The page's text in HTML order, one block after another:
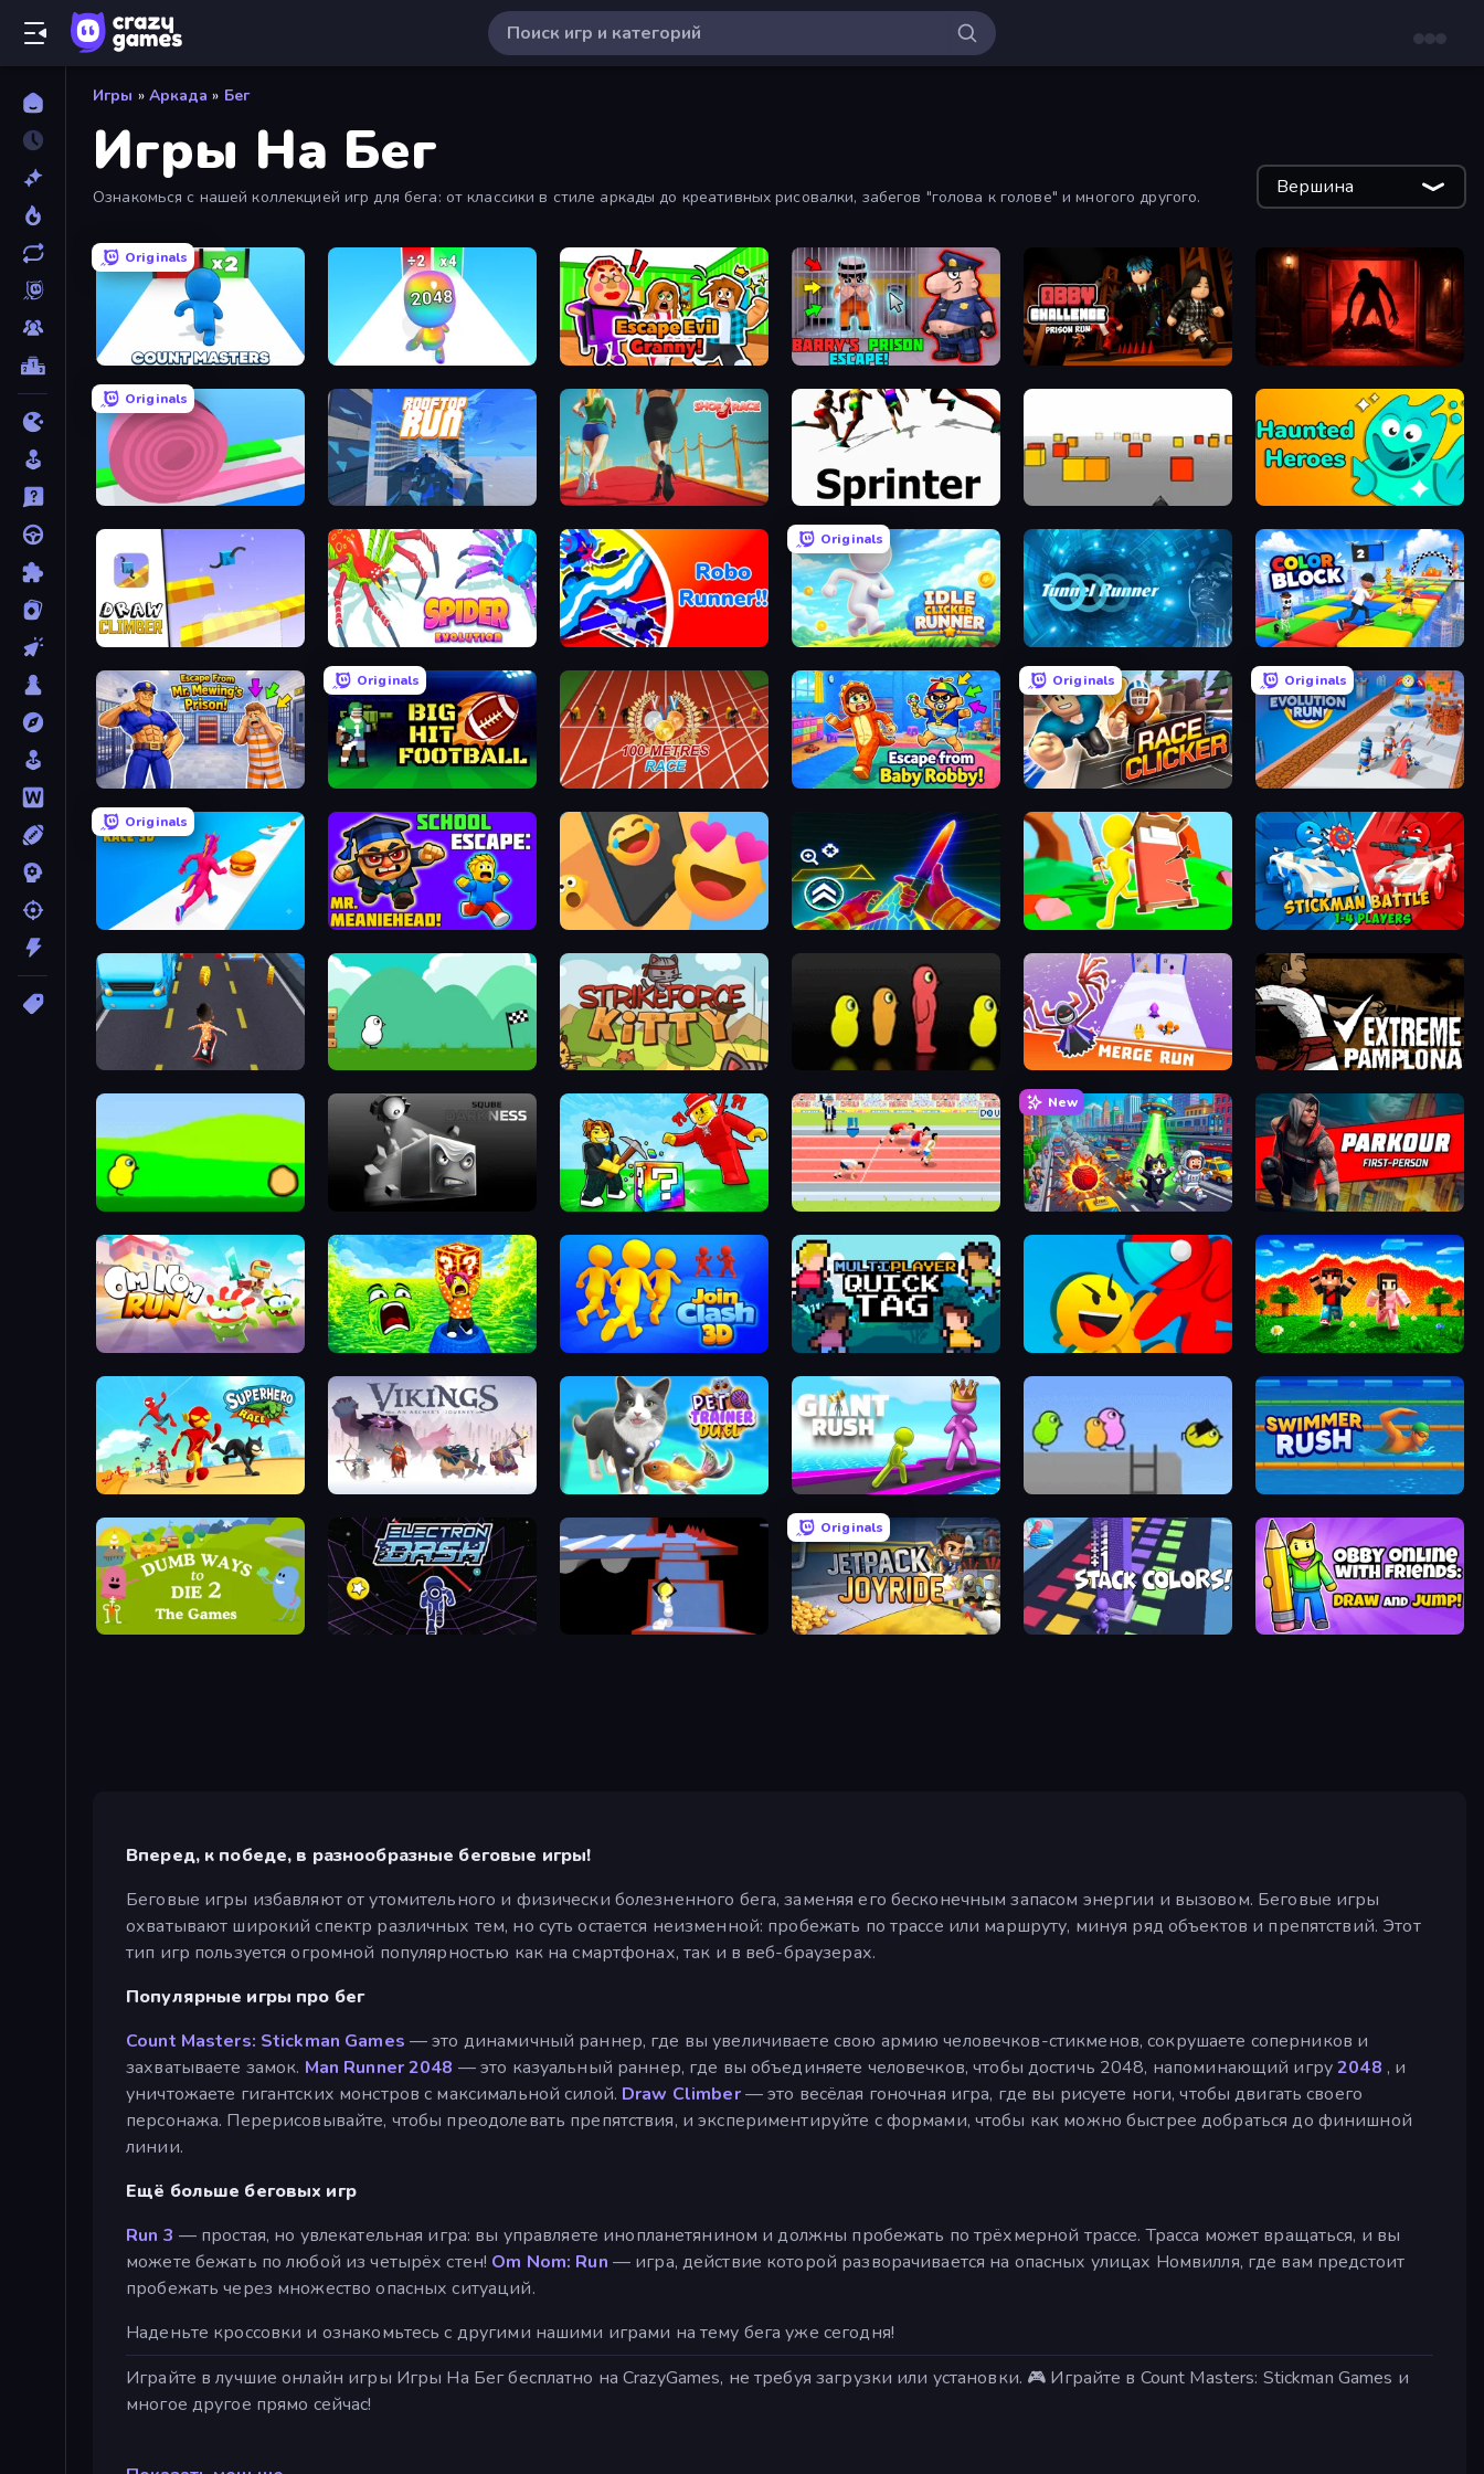
Игры » Аркада » Бег
Игры На Бег
Ознакомься с нашей коллекцией игр для бега: от классики в стиле аркады до креативных рисовалки, забегов "голова к голове" и многого другого. Вершина
Originals
Man Runner 2048 Escape Evil Granny! Barry's Prison Escape! Obby Challenge: Prison Run Doors Castle
Originals
Layers Roll Rooftop Run Shoe Race Sprinter Haunted Heroes
Draw Climber Robo Runner
Originals
Idle Clicker Runner Tunnel Runner Color Block
Escape From Mr.Meawing's Prison!
Originals
Big Hit Football 100 Meters Race Escape From Baby Robby!
Originals
Race Clicker: Tap Tap Game
Originals
Age Evolution Run
Originals
Twerk Race 3D Reply Run Surf GO Parkour Bed Wars Stickman battle 1-4 Players
Bus and Subway Runner StrikeForce Kitty Duck Life 3 Merge Run Extreme Pamplona
Sqube Darkness Break a Lucky Blocks with Brainrots Sports Hero
New
Metro Runner Parkour First-Person
Om Nom: Run Save Memerots: Acid Lava lake Join Clash 3D Multiplayer Quick Tag Riot Escape The Lava Tsunami
Superhero Race! Vikings: An Archer's Journey Pet Trainer Duel Giant Rush!
Dumb Ways to Die 2 Electron Dash
Originals
Jetpack Joyride Stack Colors
Вперед, к победе, в разнообразные беговые игры!
Беговые игры избавляют от утомительного и физически болезненного бега, заменяя его бесконечным запасом энергии и вызовом. Беговые игры
охватывают широкий спектр различных тем, но суть остается неизменной: пробежать по трассе или маршруту, минуя ряд объектов и препятствий. Этот
тип игр пользуется огромной популярностью как на смартфонах, так и в веб-браузерах.
Популярные игры про бег
Count Masters: Stickman Games — это динамичный раннер, где вы увеличиваете свою армию человечков-стикменов, сокрушаете соперников и
захватываете замок. Man Runner 2048 — это казуальный раннер, где вы объединяете человечков, чтобы достичь 2048, напоминающий игру2048 , и
уничтожаете гигантских монстров с максимальной силой. Draw Climber— это весёлая гоночная игра, где вы рисуете ноги, чтобы двигать своего
персонажа. Перерисовывайте, чтобы преодолевать препятствия, и экспериментируйте с формами, чтобы как можно быстрее добраться до финишной
линии.
Ещё больше беговых игр
Run 3 — простая, но увлекательная игра: вы управляете инопланетянином и должны пробежать по трёхмерной трассе. Трасса может вращаться, и вы
можете бежать по любой из четырёх стен! Om Nom: Run — игра, действие которой разворачивается на опасных улицах Номвилля, где вам предстоит
пробежать через множество опасных ситуаций.
Наденьте кроссовки и ознакомьтесь с другими нашими играми на тему бега уже сегодня!
Играйте в лучшие онлайн игры Игры На Бег бесплатно на CrazyGames, не требуя загрузки или установки. 🎮 Играйте в Count Masters: Stickman Games и
многое другое прямо сейчас!